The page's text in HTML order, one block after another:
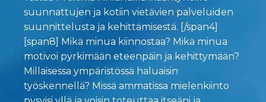
suunnattujen ja kotiin vietävien palveluiden
suunnittelusta ja kehittämisestä. [/span4]
[span8] Mikä minua kiinnostaa? Mikä minua
motivoi pyrkimään eteenpäin ja kehittymään?
Millaisessa ympäristössä haluaisin
työskennellä? Missä ammatissa mielenkiinto